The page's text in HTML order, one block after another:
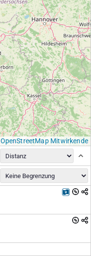
OpenStreetMap Mitwirkende